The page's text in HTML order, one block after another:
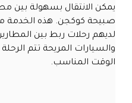
يمكن الانتقال بسهولة بين
صبيحة كوكجن. هذه الخدمة
لديهم رحلات ربط بين
والسيارات المريحة تتم
الوقت المناسب.